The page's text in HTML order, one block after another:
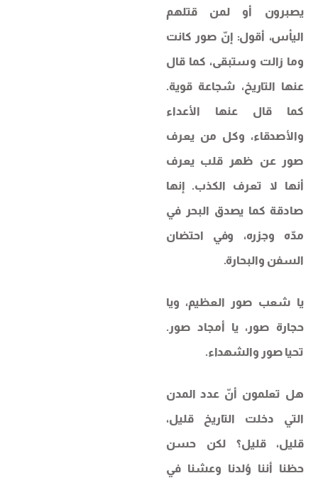
يصبرون أو لمن قتلهم
اليأس، أقول: إنّ صور كانت
وما زالت وستبقى، كما قال
عنها التاريخ، شجاعة قوية.
كما قال عنها الأعداء
والأصدقاء، وكل من يعرف
صور عن ظهر قلب يعرف
أنها لا تعرف الكذب. إنها
صادقة كما يصدق البحر في
مدّه وجزره، وفي احتضان
السفن والبحارة.
يا شعب صور العظيم، ويا
حجارة صور، يا أمجاد صور.
تحيا صور والشهداء.
هل تعلمون أنّ عدد المدن
التي دخلت التاريخ قليل،
قليل، قليل؟ لكن حسن
حظنا أننا وُلدنا وعشنا في